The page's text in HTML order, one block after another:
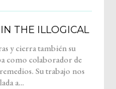
THE ILLOGICAL
a...